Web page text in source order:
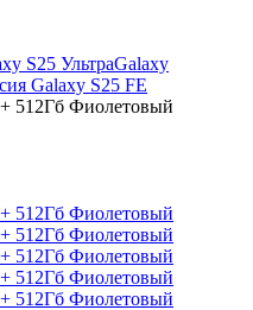
S25 УльтраGalaxy
Galaxy S25 FE
512Гб Фиолетовый